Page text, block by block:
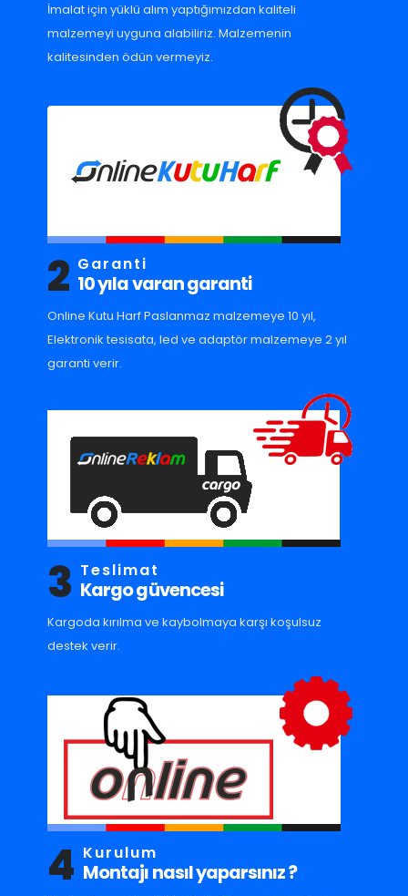
İmalat için yüklü alım yaptığımızdan kaliteli
malzemeyi uyguna alabiliriz. Malzemenin
kalitesinden ödün vermeyiz.
2 Garanti
10 yıla varan garanti
Online Kutu Harf Paslanmaz malzemeye 10 yıl,
Elektronik tesisata, led ve adaptör malzemeye 2 yıl
garanti verir.
3 Teslimat
Kargo güvencesi
Kargoda kırılma ve kaybolmaya karşı koşulsuz
destek verir.
4 Kurulum
Montajı nasıl yaparsınız ?